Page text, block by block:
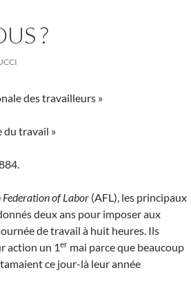
?
des travailleurs »
du travail »
of Labor (AFL), les principaux
deux ans pour imposer aux
de travail à huit heures. Ils
action un 1er mai parce que beaucoup
ce jour-là leur année